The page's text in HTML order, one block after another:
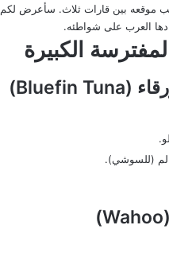
موقعه بين قارات ثلاث. سأعرض
العرب على شواطئه.
الكبيرة
(للسوشي).